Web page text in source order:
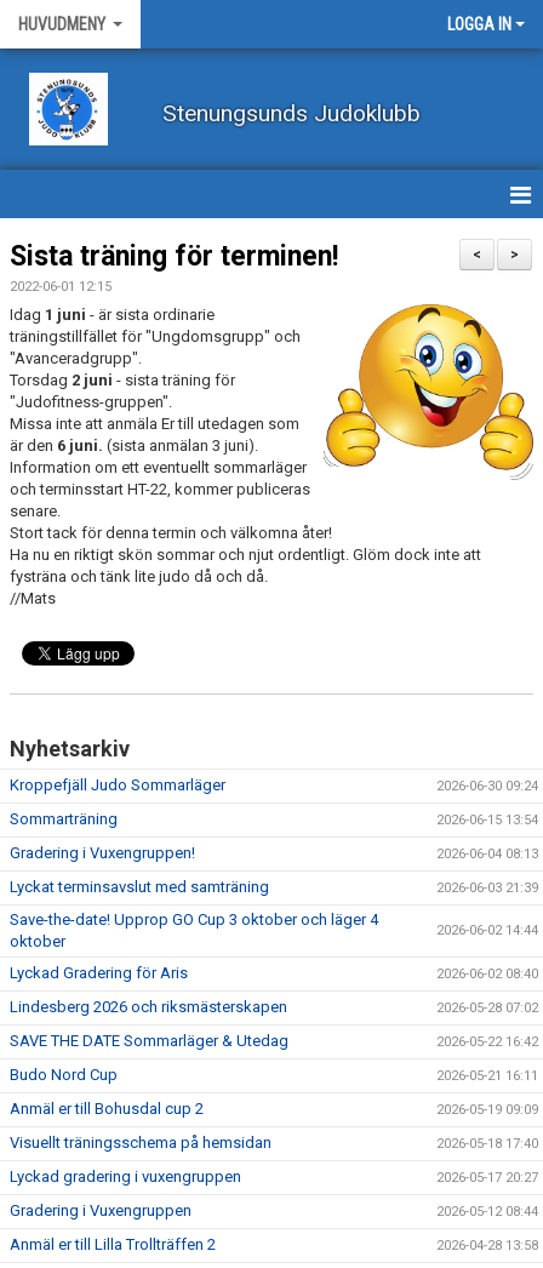
HUVUDMENY LOGGA IN
Stenungsunds Judoklubb
HEM
FÖRBUNDSNYHETER
BILDER
BÖRJA TRÄNA JUDO
BLI MEDLEM
VECKOSCHEMA
>
<
Sista träning för terminen!
2022-06-01 12:15
Idag 1 juni - är sista ordinarie
träningstillfället för "Ungdomsgrupp" och
"Avanceradgrupp".
Torsdag 2 juni - sista träning för
"Judofitness-gruppen".
Missa inte att anmäla Er till utedagen som
är den 6 juni. (sista anmälan 3 juni).
Information om ett eventuellt sommarläger
och terminsstart HT-22, kommer publiceras
senare.
Stort tack för denna termin och välkomna åter!
Ha nu en riktigt skön sommar och njut ordentligt. Glöm dock inte att
fysträna och tänk lite judo då och då.
//Mats
Nyhetsarkiv
Kroppefjäll Judo Sommarläger 2026-06-30 09:24
Sommarträning 2026-06-15 13:54
Gradering i Vuxengruppen! 2026-06-04 08:13
Lyckat terminsavslut med samträning 2026-06-03 21:39
Save-the-date! Upprop GO Cup 3 oktober och läger 4
oktober
2026-06-02 14:44
Lyckad Gradering för Aris 2026-06-02 08:40
Lindesberg 2026 och riksmästerskapen 2026-05-28 07:02
SAVE THE DATE Sommarläger & Utedag 2026-05-22 16:42
Budo Nord Cup 2026-05-21 16:11
Anmäl er till Bohusdal cup 2 2026-05-19 09:09
Visuellt träningsschema på hemsidan 2026-05-18 17:40
Lyckad gradering i vuxengruppen 2026-05-17 20:27
Gradering i Vuxengruppen 2026-05-12 08:44
Anmäl er till Lilla Trollträffen 2 2026-04-28 13:58